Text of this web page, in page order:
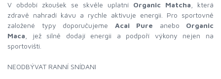
V období zkoušek se skvěle uplatní Organic Matcha , která
zdravě nahradí kávu a rychle aktivuje energii. Pro sportovně
založené typy doporučujeme Acai Pure anebo Organic
Maca , jež silně dodají energii a podpoří výkony nejen na
sportovišti.
NEODBÝVAT RANNÍ SNÍDANI